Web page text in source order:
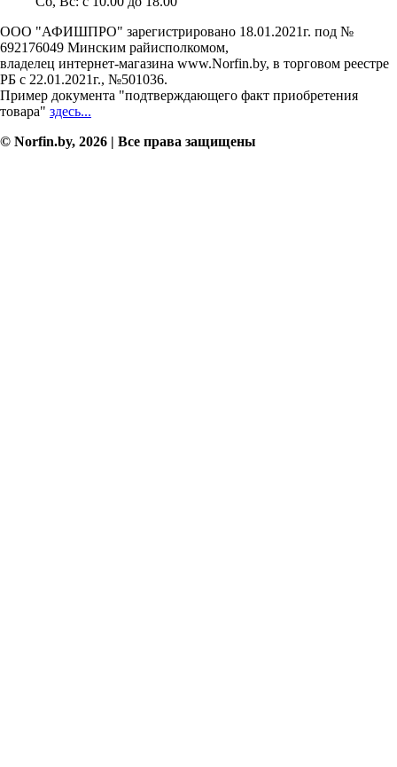
ООО "АФИШПРО" зарегистрировано 18.01.2021г. под №
692176049 Минским райисполкомом,
владелец интернет-магазина www.Norfin.by, в торговом реестре
РБ с 22.01.2021г., №501036.
Пример документа "подтверждающего факт приобретения
товара" здесь...
© Norfin.by, 2026 | Все права защищены